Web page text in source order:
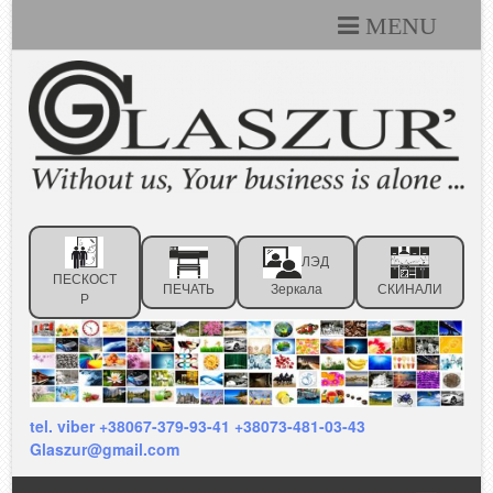
MENU
Каталоги
Технические условия
Портфолио
Контакты
Отзывы клиентов
ПЕСКОСТ
Р
ПЕЧАТЬ
ЛЭД
Зеркала
СКИНАЛИ
tel. viber +38067-379-93-41 +38073-481-03-43
Glaszur@gmail.com